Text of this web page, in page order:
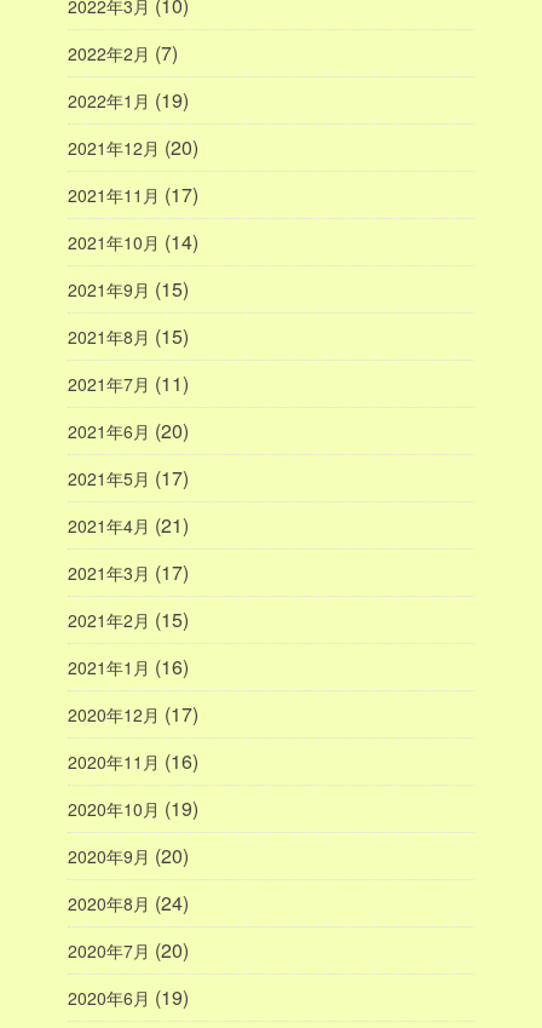
2022年3月 (10)
2022年2月 (7)
2022年1月 (19)
2021年12月 (20)
2021年11月 (17)
2021年10月 (14)
2021年9月 (15)
2021年8月 (15)
2021年7月 (11)
2021年6月 (20)
2021年5月 (17)
2021年4月 (21)
2021年3月 (17)
2021年2月 (15)
2021年1月 (16)
2020年12月 (17)
2020年11月 (16)
2020年10月 (19)
2020年9月 (20)
2020年8月 (24)
2020年7月 (20)
2020年6月 (19)